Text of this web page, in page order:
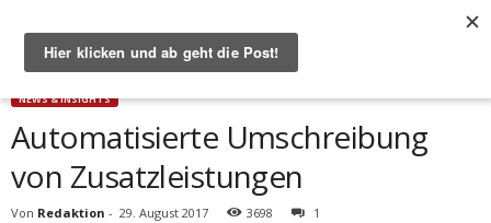
Start News & Insights Automatisierte Umschreibung von Zusatzleistungen
NEWS & INSIGHTS
Automatisierte Umschreibung
von Zusatzleistungen
Von Redaktion - 29. August 2017 3698 1